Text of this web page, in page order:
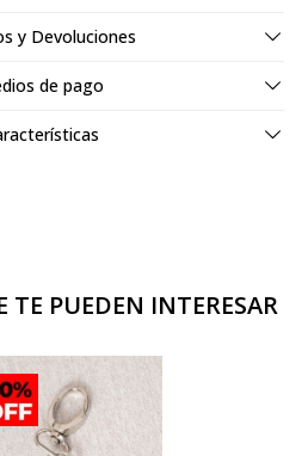
y Devoluciones
de pago
TE PUEDEN INTERESAR